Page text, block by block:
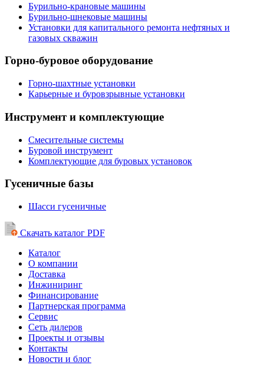
Бурильно-крановые машины
Бурильно-шнековые машины
Установки для капитального ремонта нефтяных и
газовых скважин
Горно-буровое оборудование
Горно-шахтные установки
Карьерные и буровзрывные установки
Инструмент и комплектующие
Смесительные системы
Буровой инструмент
Комплектующие для буровых установок
Гусеничные базы
Шасси гусеничные
Скачать каталог PDF
Каталог
О компании
Доставка
Инжиниринг
Финансирование
Партнерская программа
Сервис
Сеть дилеров
Проекты и отзывы
Контакты
Новости и блог